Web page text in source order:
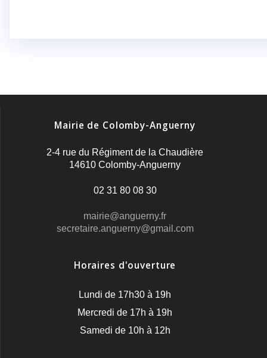
Mairie de Colomby-Anguerny
2-4 rue du Régiment de la Chaudière
14610 Colomby-Anguerny
02 31 80 08 30
mairie@anguerny.fr
secretaire.anguerny@gmail.com
Horaires d'ouverture
Lundi de 17h30 à 19h
Mercredi de 17h à 19h
Samedi de 10h à 12h